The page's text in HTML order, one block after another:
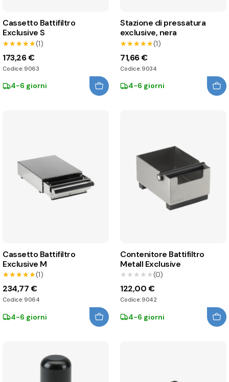
Cassetto Battifiltro
Exclusive S
★★★★★
★★★★★(1)
173,26 €
Codice: 9063
4-6 giorni
Stazione di pressatura
exclusive, nera
★★★★★
★★★★★(1)
71,66 €
Codice: 9034
4-6 giorni
Cassetto Battifiltro
Exclusive M
★★★★★
★★★★★(1)
234,77 €
Codice: 9064
4-6 giorni
Contenitore Battifiltro
Metall Exclusive
★★★★★
★★★★★(0)
122,00 €
Codice: 9042
4-6 giorni